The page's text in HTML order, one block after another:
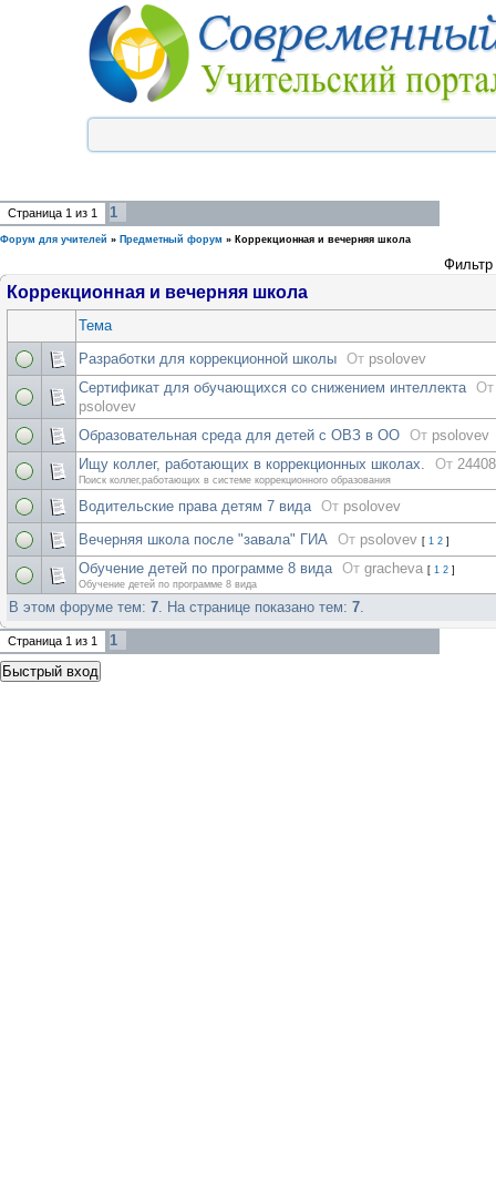
Страница 1 из 1 1
Форум для учителей » Предметный форум » Коррекционная и вечерняя школа
Фильтр
Коррекционная и вечерняя школа
Тема
Разработки для коррекционной школы От psolovev
Сертификат для обучающихся со снижением интеллекта От
psolovev
Образовательная среда для детей с ОВЗ в ОО От psolovev
Ищу коллег, работающих в коррекционных школах.
От
Поиск коллег,работающих в системе коррекционного образования
Водительские права детям 7 вида От psolovev
Вечерняя школа после "завала" ГИА От psolovev [ 1 2 ]
Обучение детей по программе 8 вида От gracheva [ 1 2 ]
Обучение детей по программе 8 вида
В этом форуме тем: 7. На странице показано тем: 7.
Страница 1 из 1 1